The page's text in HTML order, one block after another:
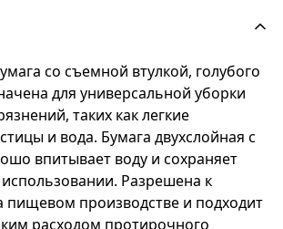
со съемной втулкой, голубого
для универсальной уборки
таких как легкие
и вода. Бумага двухслойная с
впитывает воду и сохраняет
Разрешена к
производстве и подходит
расходом протирочного